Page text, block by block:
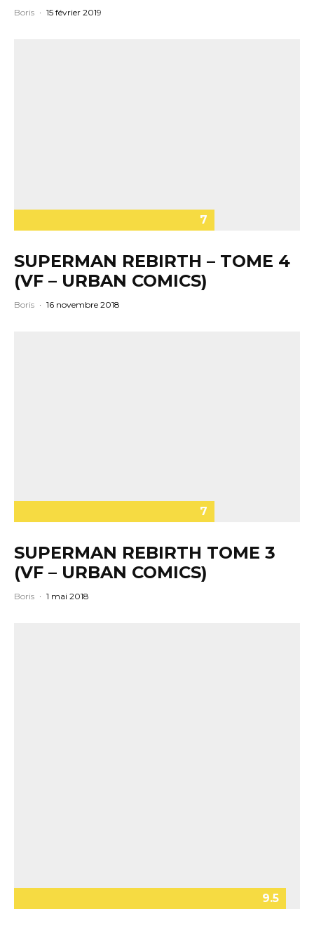
Boris · 15 février 2019
7
SUPERMAN REBIRTH – TOME 4
(VF – URBAN COMICS)
Boris · 16 novembre 2018
7
SUPERMAN REBIRTH TOME 3
(VF – URBAN COMICS)
Boris · 1 mai 2018
9.5